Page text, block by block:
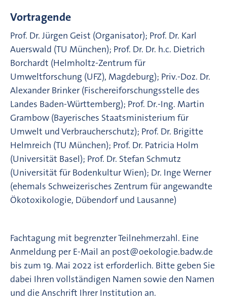
Vortragende
Prof. Dr. Jürgen Geist (Organisator); Prof. Dr. Karl
Auerswald (TU München); Prof. Dr. Dr. h.c. Dietrich
Borchardt (Helmholtz-Zentrum für
Umweltforschung (UFZ), Magdeburg); Priv.-Doz. Dr.
Alexander Brinker (Fischereiforschungsstelle des
Landes Baden-Württemberg); Prof. Dr.-Ing. Martin
Grambow (Bayerisches Staatsministerium für
Umwelt und Verbraucherschutz); Prof. Dr. Brigitte
Helmreich (TU München); Prof. Dr. Patricia Holm
(Universität Basel); Prof. Dr. Stefan Schmutz
(Universität für Bodenkultur Wien); Dr. Inge Werner
(ehemals Schweizerisches Zentrum für angewandte
Ökotoxikologie, Dübendorf und Lausanne)
Fachtagung mit begrenzter Teilnehmerzahl. Eine
Anmeldung per E-Mail an post@oekologie.badw.de
bis zum 19. Mai 2022 ist erforderlich. Bitte geben Sie
dabei Ihren vollständigen Namen sowie den Namen
und die Anschrift Ihrer Institution an.